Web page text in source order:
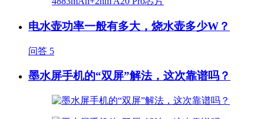
电水壶功率一般有多大，烧水壶多少W？
问答 5
墨水屏手机的“双屏”解法，这次靠谱吗？